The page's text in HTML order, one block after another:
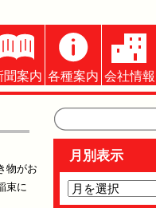
聞案内 各種案内 会社情報
物がお
束に
月別表示